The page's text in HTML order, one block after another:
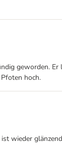
geworden.
hoch.
wieder